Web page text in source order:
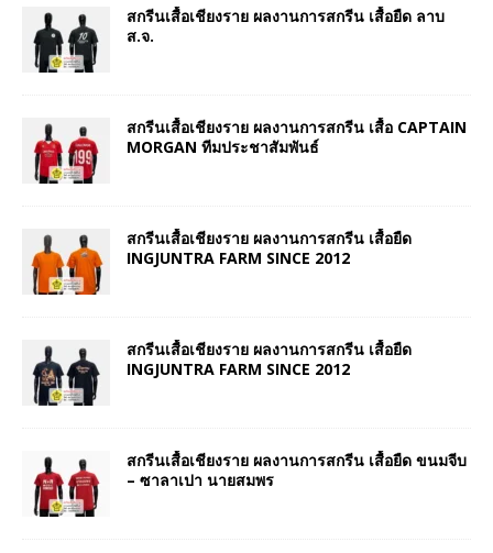
สกรีนเสื้อเชียงราย ผลงานการสกรีน เสื้อยืด ลาบ
ส.จ.
สกรีนเสื้อเชียงราย ผลงานการสกรีน เสื้อ CAPTAIN
MORGAN ทีมประชาสัมพันธ์
สกรีนเสื้อเชียงราย ผลงานการสกรีน เสื้อยืด
INGJUNTRA FARM SINCE 2012
สกรีนเสื้อเชียงราย ผลงานการสกรีน เสื้อยืด
INGJUNTRA FARM SINCE 2012
สกรีนเสื้อเชียงราย ผลงานการสกรีน เสื้อยืด ขนมจีบ
– ซาลาเปา นายสมพร